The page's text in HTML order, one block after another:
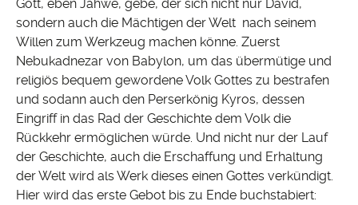
Gott, eben Jahwe, gebe, der sich nicht nur David,
sondern auch die Mächtigen der Welt nach seinem
Willen zum Werkzeug machen könne. Zuerst
Nebukadnezar von Babylon, um das übermütige und
religiös bequem gewordene Volk Gottes zu bestrafen
und sodann auch den Perserkönig Kyros, dessen
Eingriff in das Rad der Geschichte dem Volk die
Rückkehr ermöglichen würde. Und nicht nur der Lauf
der Geschichte, auch die Erschaffung und Erhaltung
der Welt wird als Werk dieses einen Gottes verkündigt.
Hier wird das erste Gebot bis zu Ende buchstabiert: